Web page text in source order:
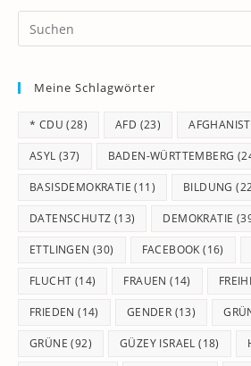
Meine Schlagwörter
* CDU (28) AFD (23)
ASYL (37) BADEN-WÜRTTEMBERG
BASISDEMOKRATIE (11) BILDUNG
DATENSCHUTZ (13) DEMOKRATIE
ETTLINGEN (30) FACEBOOK (16)
FLUCHT (14) FRAUEN (14)
FRIEDEN (14) GENDER (13)
GRÜNE (92) GÜZEY ISRAEL (18)